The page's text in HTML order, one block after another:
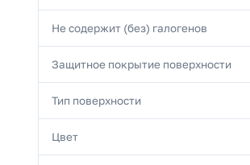
Не содержит (без) галогенов
Защитное покрытие поверхности
Тип поверхности
Цвет